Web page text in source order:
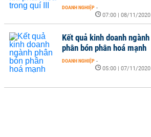
DOANH NGHIỆP -
07:00 | 08/11/2020
Kết quả kinh doanh ngành
phân bón phân hoá mạnh
DOANH NGHIỆP -
05:00 | 07/11/2020